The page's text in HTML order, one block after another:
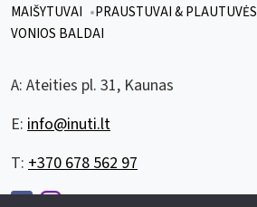
MAIŠYTUVAI PRAUSTUVAI & PLAUTUVĖS
VONIOS BALDAI
A: Ateities pl. 31, Kaunas
E: info@inuti.lt
T: +370 678 562 97